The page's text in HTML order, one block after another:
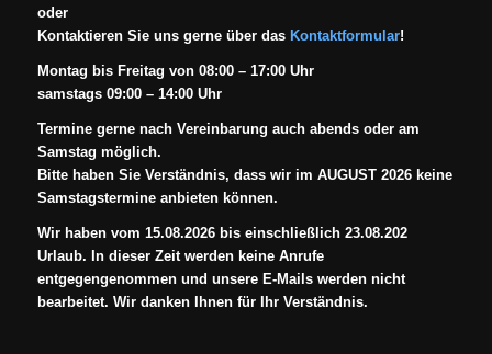
oder
Kontaktieren Sie uns gerne über das Kontaktformular!
Montag bis Freitag von 08:00 – 17:00 Uhr
samstags 09:00 – 14:00 Uhr
Termine gerne nach Vereinbarung auch abends oder am
Samstag möglich.
Bitte haben Sie Verständnis, dass wir im AUGUST 2026 keine
Samstagstermine anbieten können.
Wir haben vom 15.08.2026 bis einschließlich 23.08.202
Urlaub. In dieser Zeit werden keine Anrufe
entgegengenommen und unsere E-Mails werden nicht
bearbeitet. Wir danken Ihnen für Ihr Verständnis.